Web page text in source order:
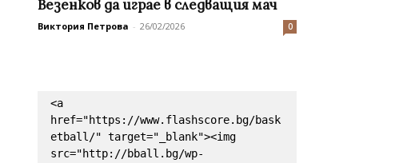
Везенков да играе в следващия мач
Виктория Петрова - 26/02/2026 0
<a
href="https://www.flashscore.bg/bask
etball/" target="_blank"><img
src="http://bball.bg/wp-